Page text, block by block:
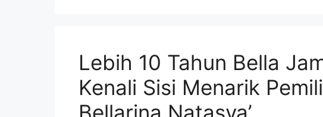
Lebih 10 Tahun Bella
Kenali Sisi Menarik